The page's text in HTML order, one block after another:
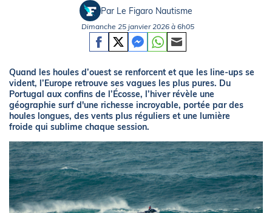
Par Le Figaro Nautisme
Dimanche 25 janvier 2026 à 6h05
Quand les houles d’ouest se renforcent et que les line-ups se
vident, l’Europe retrouve ses vagues les plus pures. Du
Portugal aux confins de l’Écosse, l’hiver révèle une
géographie surf d'une richesse incroyable, portée par des
houles longues, des vents plus réguliers et une lumière
froide qui sublime chaque session.